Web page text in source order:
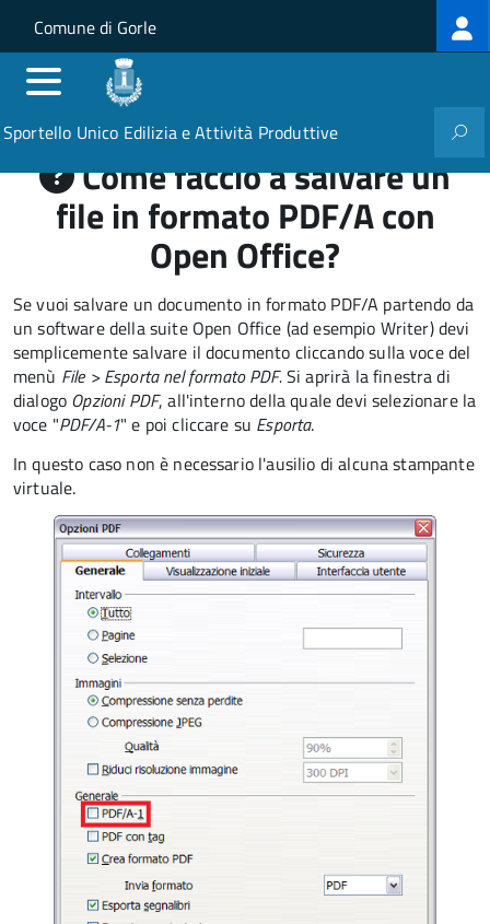
Salta al contenuto principale
Skip to site navigation
Comune di Gorle
Sportello Unico Edilizia e Attività Produttive
Come faccio a salvare un
file in formato PDF/A con
Open Office?
Se vuoi salvare un documento in formato PDF/A partendo da
un software della suite Open Office (ad esempio Writer) devi
semplicemente salvare il documento cliccando sulla voce del
menù File > Esporta nel formato PDF.Si aprirà la finestra di
dialogo Opzioni PDF, all'interno della quale devi selezionare la
voce "PDF/A-1" e poi cliccare su Esporta.
In questo caso non è necessario l'ausilio di alcuna stampante
virtuale.